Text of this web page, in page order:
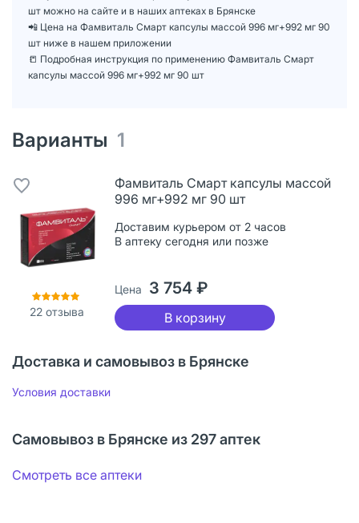
шт можно на сайте и в наших аптеках в Брянске
📲 Цена на Фамвиталь Смарт капсулы массой 996 мг+992 мг 90
шт ниже в нашем приложении
📒 Подробная инструкция по применению Фамвиталь Смарт
капсулы массой 996 мг+992 мг 90 шт
Варианты 1
22 отзыва
Фамвиталь Смарт капсулы массой
996 мг+992 мг 90 шт
Доставим курьером от 2 часов
В аптеку сегодня или позже
Цена 3 754 ₽
В корзину
Доставка и самовывоз в Брянске
Условия доставки
Самовывоз в Брянске из 297 аптек
Смотреть все аптеки